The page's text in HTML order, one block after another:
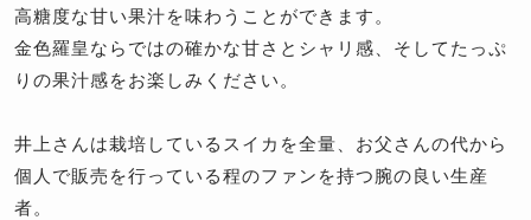
高糖度な甘い果汁を味わうことができます。
金色羅皇ならではの確かな甘さとシャリ感、そしてたっぷ
りの果汁感をお楽しみください。
井上さんは栽培しているスイカを全量、お父さんの代から
個人で販売を行っている程のファンを持つ腕の良い生産
者。